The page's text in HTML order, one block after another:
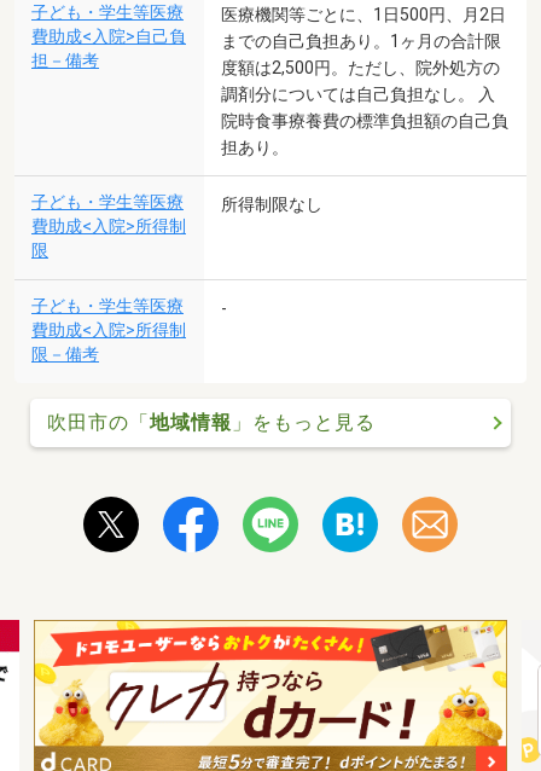
子ども・学生等医療
費助成<入院>自己負
担－備考
医療機関等ごとに、1日500円、月2日
までの自己負担あり。1ヶ月の合計限
度額は2,500円。ただし、院外処方の
調剤分については自己負担なし。 入
院時食事療養費の標準負担額の自己負
担あり。
子ども・学生等医療
費助成<入院>所得制
限
所得制限なし
子ども・学生等医療
費助成<入院>所得制
限－備考
-
吹田市の「 地域情報 」をもっと見る